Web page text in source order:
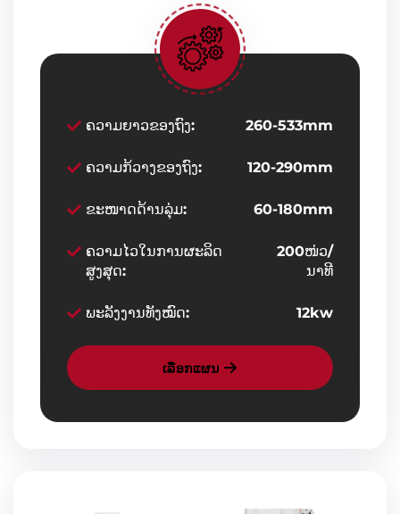
ຄວາມຍາວຂອງຖົງ: 260-533mm
ຄວາມກ້ວາງຂອງຖົງ: 120-290mm
ຂະໜາດດ້ານລຸ່ມ: 60-180mm
ຄວາມໄວໃນການຜະລິດ
ສູງສຸດ:
200ໜ່ວ/
ນາທີ
ພະລັງງານທັງໝົດ: 12kw
ເລືອກແຜນ